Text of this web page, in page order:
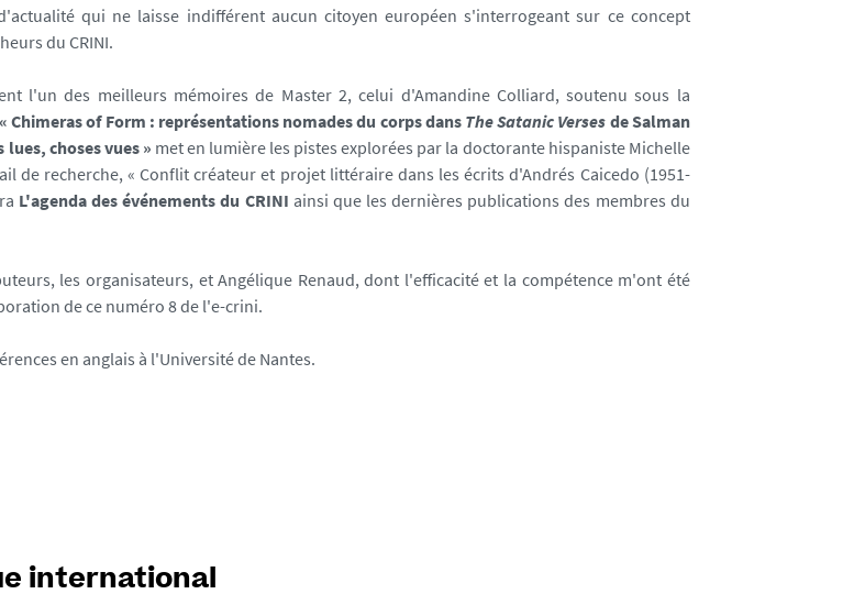
qui ne laisse indifférent aucun citoyen européen s'interrogeant sur ce concept
du CRINI.
l'un des meilleurs mémoires de Master 2, celui d'Amandine Colliard, soutenu sous la
« Chimeras of Form : représentations nomades du corps dans The Satanic Verses de Salman
lues, choses vues » met en lumière les pistes explorées par la doctorante hispaniste Michelle
de recherche, « Conflit créateur et projet littéraire dans les écrits d'Andrés Caicedo (1951-
L'agenda des événements du CRINI ainsi que les dernières publications des membres du
les organisateurs, et Angélique Renaud, dont l'efficacité et la compétence m'ont été
de ce numéro 8 de l'e-crini.
en anglais à l'Université de Nantes.
international